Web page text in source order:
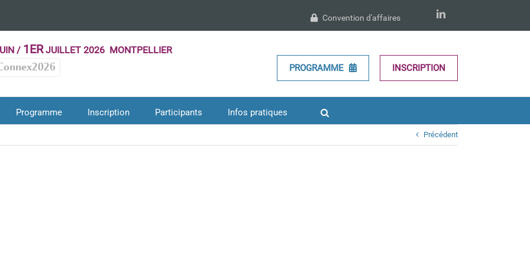
LinkedIn
Convention d'affaires
/ 1ERJUILLET 2026 MONTPELLIER
PROGRAMME INSCRIPTION
Programme Inscription Participants Infos pratiques
Précédent